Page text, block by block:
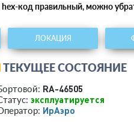
код правильный, можно
ЛОКАЦИЯ
ТЕКУЩЕЕ СОСТОЯНИЕ
RA-46505
эксплуатируется
ИрАэро